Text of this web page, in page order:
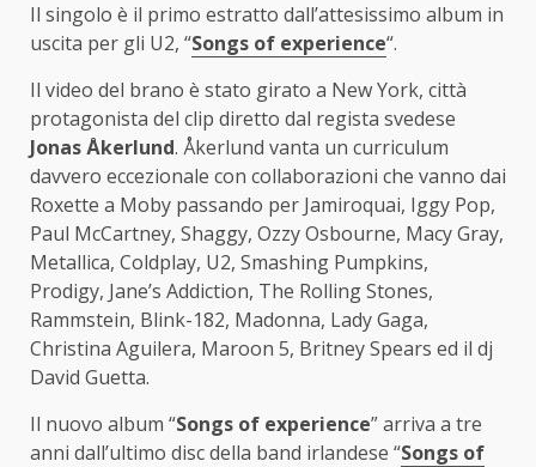
Il singolo è il primo estratto dall’attesissimo album in
uscita per gli U2, “Songs of experience“.
Il video del brano è stato girato a New York, città
protagonista del clip diretto dal regista svedese
Jonas Åkerlund. Åkerlund vanta un curriculum
davvero eccezionale con collaborazioni che vanno dai
Roxette a Moby passando per Jamiroquai, Iggy Pop,
Paul McCartney, Shaggy, Ozzy Osbourne, Macy Gray,
Metallica, Coldplay, U2, Smashing Pumpkins,
Prodigy, Jane’s Addiction, The Rolling Stones,
Rammstein, Blink-182, Madonna, Lady Gaga,
Christina Aguilera, Maroon 5, Britney Spears ed il dj
David Guetta.
Il nuovo album “Songs of experience” arriva a tre
anni dall’ultimo disc della band irlandese “Songs of